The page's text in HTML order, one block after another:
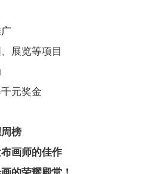
展览等项目
元奖金
榜
画师的佳作